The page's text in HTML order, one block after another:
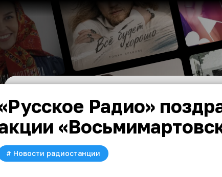
Радио»
# Новости радиостанции